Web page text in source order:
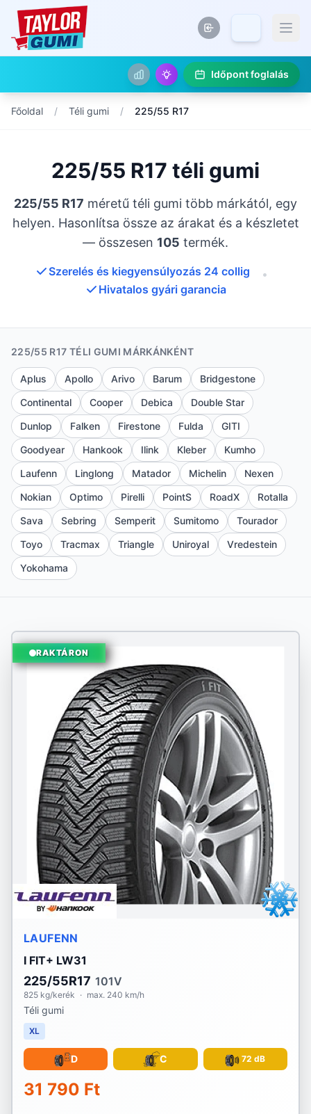
Időpont foglalás
Főoldal / Téli gumi / 225/55 R17
225/55 R17 téli gumi
225/55 R17 méretű téli gumi több márkától, egy
helyen. Hasonlítsa össze az árakat és a készletet
— összesen 105 termék.
Szerelés és kiegyensúlyozás 24 collig
•
Hivatalos gyári garancia
225/55 R17 TÉLI GUMI MÁRKÁNKÉNT
Aplus Apollo Arivo Barum
Bridgestone
Continental
Cooper Debica
Double Star
Dunlop
Falken Firestone Fulda
GITI
Goodyear
Hankook Ilink Kleber
Kumho
Laufenn
Linglong Matador Michelin
Nexen
Nokian
Optimo Pirelli PointS RoadX
Rotalla
Sava
Sebring Semperit Sumitomo
Tourador
Toyo
Tracmax Triangle Uniroyal
Vredestein
Yokohama
RAKTÁRON
LAUFENN
I FIT+ LW31
225/55R17 101V
825 kg/kerék · max. 240 km/h
Téli gumi
XL
D C 72 dB
31 790 Ft